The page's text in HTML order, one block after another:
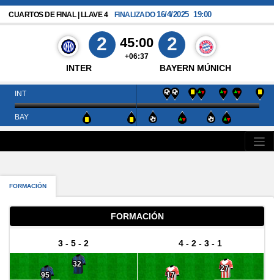
CUARTOS DE FINAL | LLAVE 4 FINALIZADO16/4/2025 19:00
INTER
2 45:00
+06:37
2
BAYERN MÚNICH
INT
BAY
FORMACIÓN
FORMACIÓN
3 - 5 - 2
95
32
4 - 2 - 3 - 1
27
17